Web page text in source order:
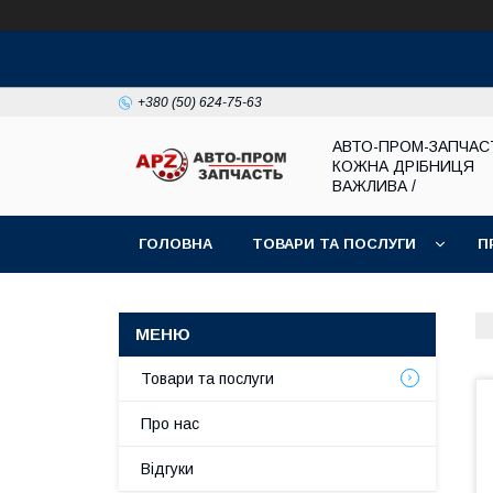
+380 (50) 624-75-63
АВТО-ПРОМ-
КОЖНА ДРІБНИЦЯ
ВАЖЛИВА /
ГОЛОВНА ТОВАРИ ТА ПОСЛУГИ
Товари та послуги
Про нас
Відгуки